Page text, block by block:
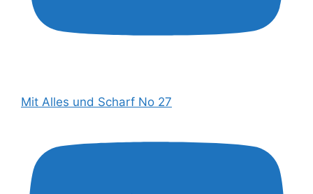
Mit Alles und Scharf No 27